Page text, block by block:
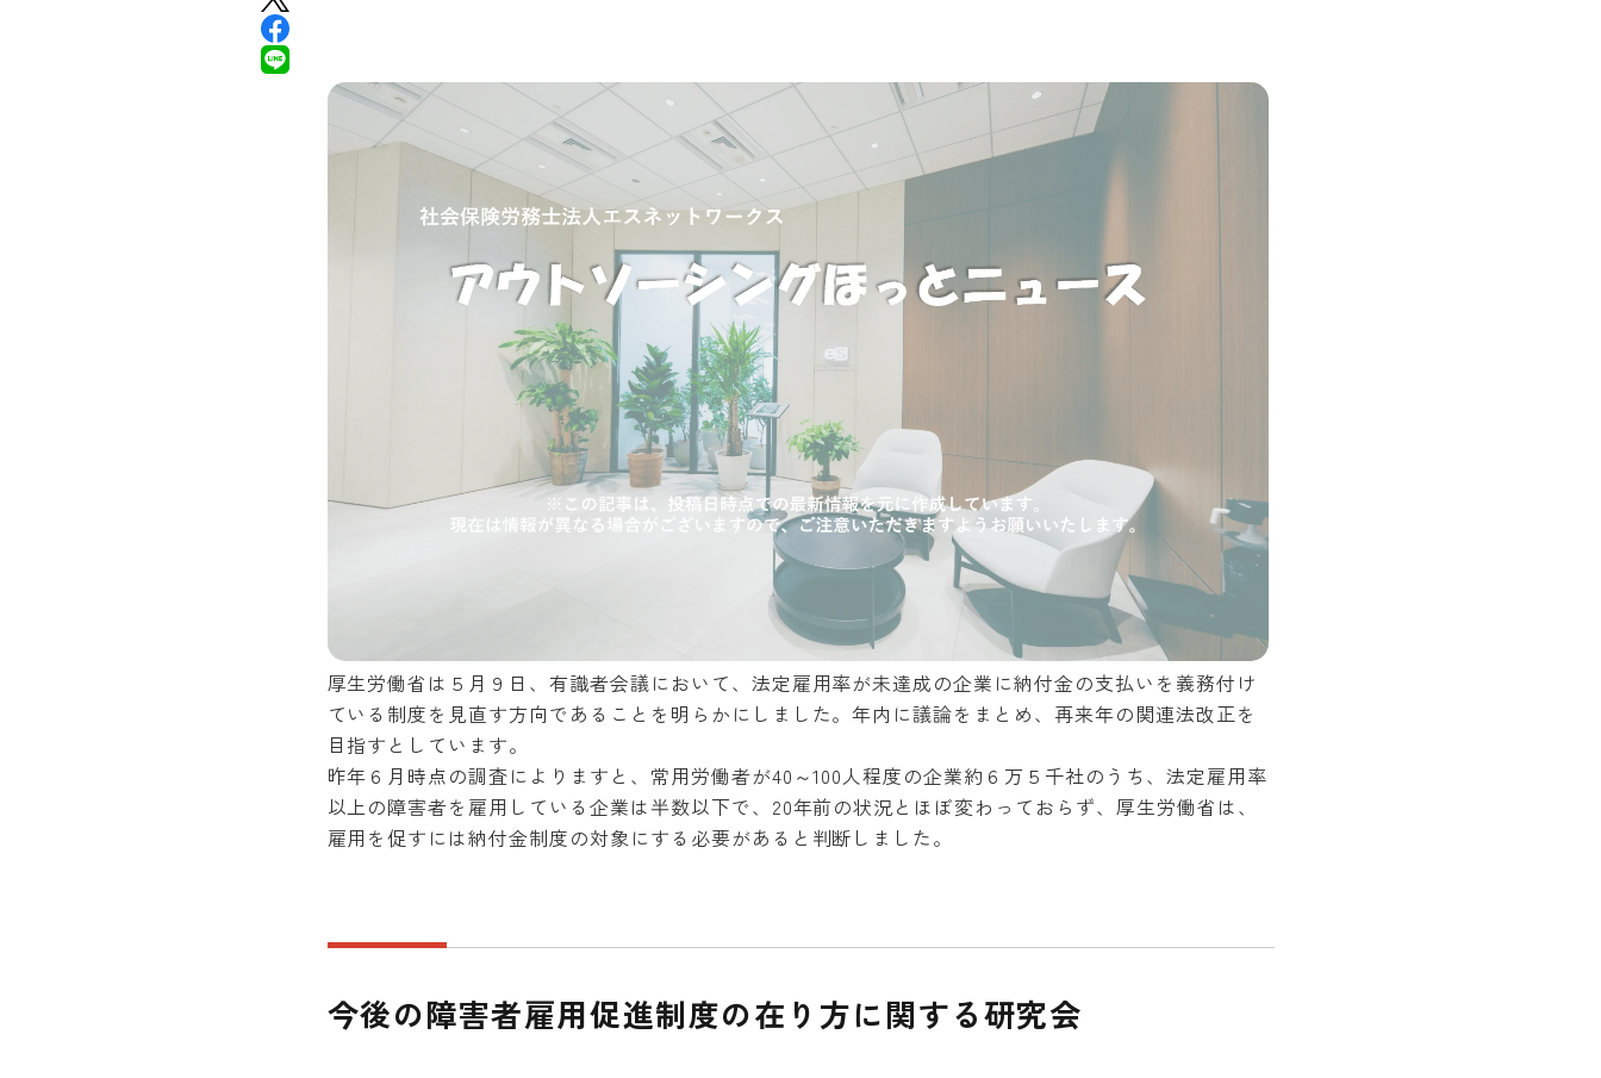
厚生労働省は５月９日、有識者会議において、法定雇用率が未達成の企業に納付金の支払いを義務付け
ている制度を見直す方向であることを明らかにしました。年内に議論をまとめ、再来年の関連法改正を
目指すとしています。
昨年６月時点の調査によりますと、常用労働者が40～100人程度の企業約６万５千社のうち、法定雇用率
以上の障害者を雇用している企業は半数以下で、20年前の状況とほぼ変わっておらず、厚生労働省は、
雇用を促すには納付金制度の対象にする必要があると判断しました。
今後の障害者雇用促進制度の在り方に関する研究会